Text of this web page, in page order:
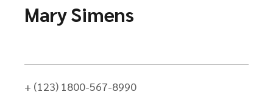
Mary Simens
+ (123) 1800-567-8990